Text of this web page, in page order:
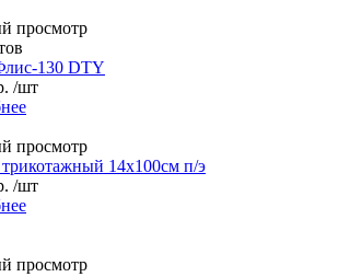
просмотр
130 DTY
/шт
просмотр
14х100см п/э
/шт
просмотр